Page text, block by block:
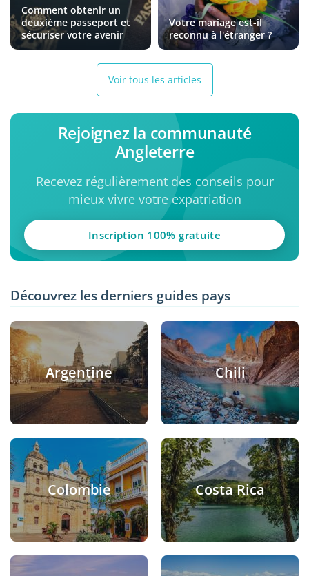
Comment obtenir un
deuxième passeport et
sécuriser votre avenir
Votre mariage est-il
reconnu à l'étranger ?
Voir tous les articles
Rejoignez la communauté
Angleterre
Recevez régulièrement des conseils pour
mieux vivre votre expatriation
Inscription 100% gratuite
Découvrez les derniers guides pays
Argentine Chili
Colombie Costa Rica